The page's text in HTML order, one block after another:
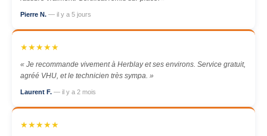
Pierre N. — il y a 5 jours
★★★★★
« Je recommande vivement à Herblay et ses environs. Service gratuit,
agréé VHU, et le technicien très sympa. »
Laurent F. — il y a 2 mois
★★★★★